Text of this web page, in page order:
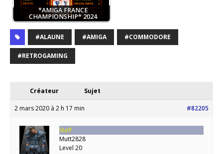
*AMIGA FRANCE
CHAMPIONSHIP* 2024
#ALAUNE #AMIGA #COMMODORE
#RETROGAMING
Créateur Sujet
2 mars 2020 à 2 h 17 min #82205
Staff
Mutt2828
Level 20